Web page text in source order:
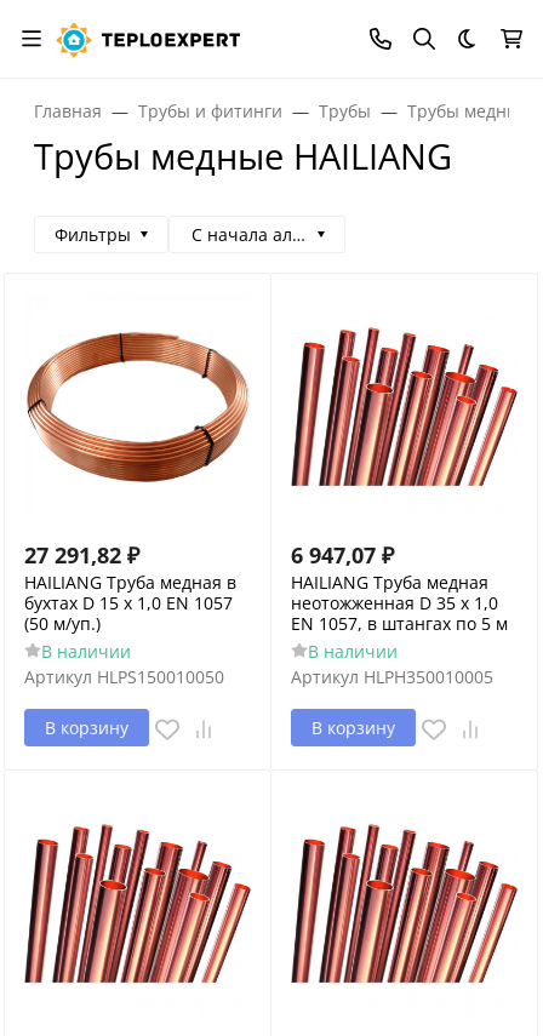
Темная
Главная Трубы и фитинги Трубы Трубы медные
Трубы медные HAILIANG
Фильтры С начала алфавита
27 291,82 ₽
HAILIANG Труба медная в
бухтах D 15 х 1,0 EN 1057
(50 м/уп.)
В наличии
Артикул HLPS150010050
В корзину
6 947,07 ₽
HAILIANG Труба медная
неотожженная D 35 х 1,0
EN 1057, в штангах по 5 м
В наличии
Артикул HLPH350010005
В корзину